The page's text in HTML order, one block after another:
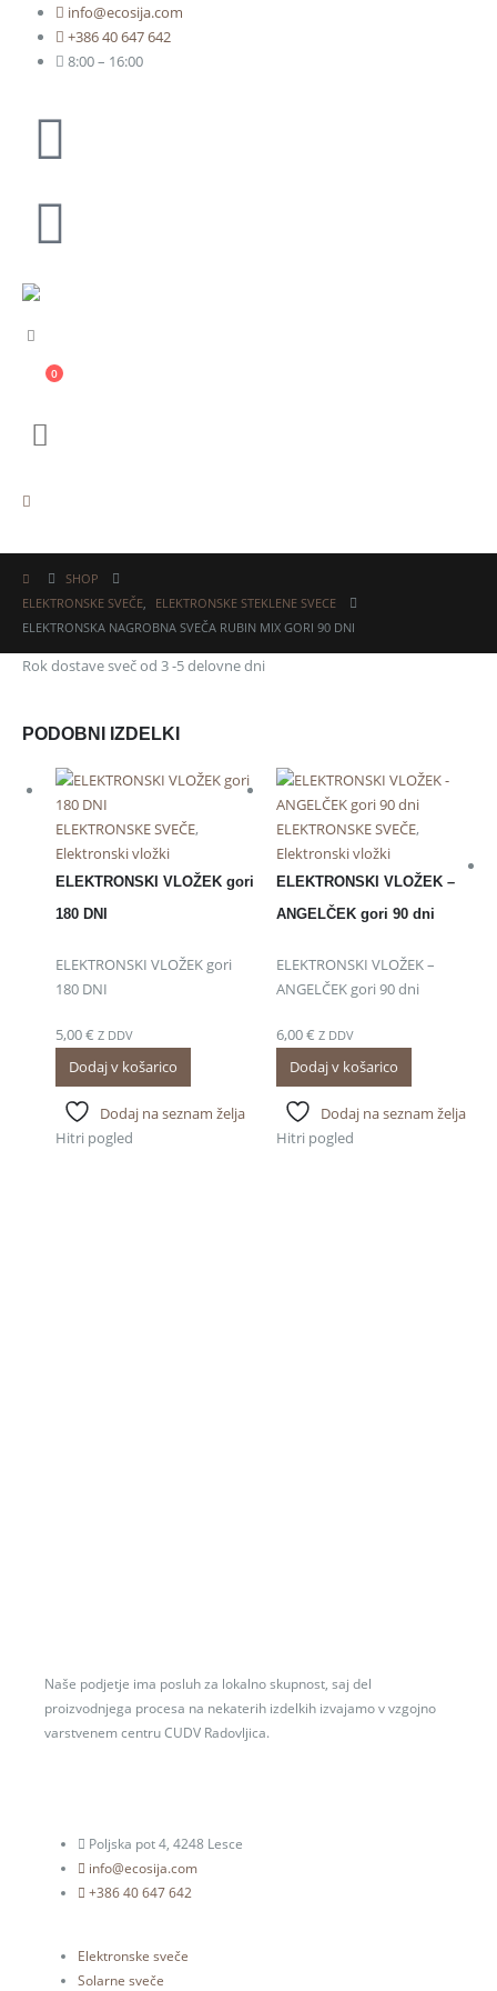
info@ecosija.com
+386 40 647 642
8:00 – 16:00
0
SHOP
ELEKTRONSKE SVEČE,
ELEKTRONSKE STEKLENE SVECE
ELEKTRONSKA NAGROBNA SVEČA RUBIN MIX GORI 90 DNI
Rok dostave sveč od 3 -5 delovne dni
PODOBNI IZDELKI
ELEKTRONSKE SVEČE,
Elektronski vložki
ELEKTRONSKI VLOŽEK gori
180 DNI
ELEKTRONSKI VLOŽEK gori
180 DNI
5,00€ Z DDV
Dodaj v košarico
Dodaj na seznam želja
Hitri pogled
ELEKTRONSKE SVEČE,
Elektronski vložki
ELEKTRONSKI VLOŽEK –
ANGELČEK gori 90 dni
ELEKTRONSKI VLOŽEK –
ANGELČEK gori 90 dni
6,00€ Z DDV
Dodaj v košarico
Dodaj na seznam želja
Hitri pogled
Naše podjetje ima posluh za lokalno skupnost, saj del
proizvodnjega procesa na nekaterih izdelkih izvajamo v vzgojno
varstvenem centru CUDV Radovljica.
Poljska pot 4, 4248 Lesce
info@ecosija.com
+386 40 647 642
Elektronske sveče
Solarne sveče